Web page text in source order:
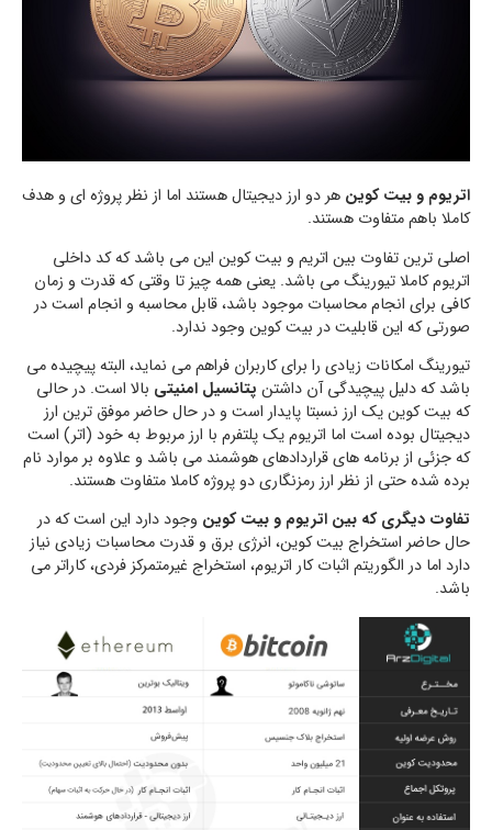
اتریوم و بیت کوینهر دو ارز دیجیتال هستند اما از نظر پروژه ای و هدف
کاملا باهم متفاوت هستند.
اصلی ترین تفاوت بین اتریم و بیت کوین این می باشد که کد داخلی
اتریوم کاملا تیورینگ می باشد. یعنی همه چیز تا وقتی که قدرت و زمان
کافی برای انجام محاسبات موجود باشد، قابل محاسبه و انجام است در
صورتی که این قابلیت در بیت کوین وجود ندارد.
تیورینگ امکانات زیادی را برای کاربران فراهم می نماید، البته پیچیده می
باشد که دلیل پیچیدگی آن داشتنپتانسیل امنیتیبالا است. در حالی
که بیت کوین یک ارز نسبتا پایدار است و در حال حاضر موفق ترین ارز
دیجیتال بوده است اما اتریوم یک پلتفرم با ارز مربوط به خود (اتر) است
که جزئی از برنامه های قراردادهای هوشمند می باشد و علاوه بر موارد نام
برده شده حتی از نظر ارز رمزنگاری دو پروژه کاملا متفاوت هستند.
تفاوت دیگری که بین اتریوم و بیت کوینوجود دارد این است که در
حال حاضر استخراج بیت کوین، انرژی برق و قدرت محاسبات زیادی نیاز
دارد اما در الگوریتم اثبات کار اتریوم، استخراج غیرمتمرکز فردی، کاراتر می
باشد.